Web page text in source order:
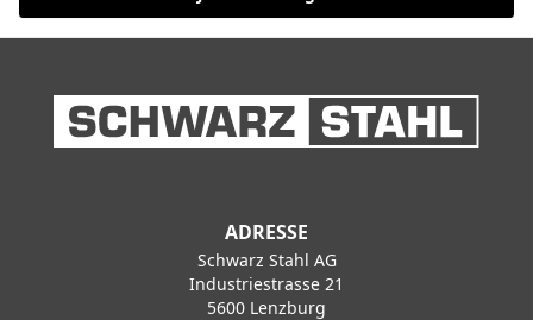
ADRESSE
Schwarz Stahl AG
Industriestrasse 21
5600 Lenzburg